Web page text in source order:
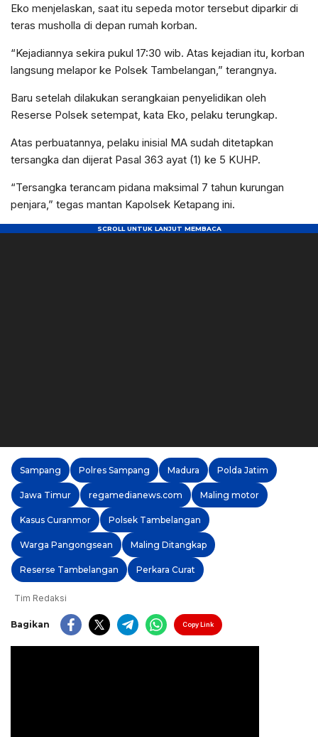
Eko menjelaskan, saat itu sepeda motor tersebut diparkir di
teras musholla di depan rumah korban.
“Kejadiannya sekira pukul 17:30 wib. Atas kejadian itu, korban
langsung melapor ke Polsek Tambelangan,” terangnya.
Baru setelah dilakukan serangkaian penyelidikan oleh
Reserse Polsek setempat, kata Eko, pelaku terungkap.
Atas perbuatannya, pelaku inisial MA sudah ditetapkan
tersangka dan dijerat Pasal 363 ayat (1) ke 5 KUHP.
“Tersangka terancam pidana maksimal 7 tahun kurungan
penjara,” tegas mantan Kapolsek Ketapang ini.
Sampang Polres Sampang Madura Polda Jatim
Jawa Timur regamedianews.com Maling motor
Kasus Curanmor Polsek Tambelangan
Warga Pangongsean Maling Ditangkap
Reserse Tambelangan Perkara Curat
Tim Redaksi
Bagikan Copy Link